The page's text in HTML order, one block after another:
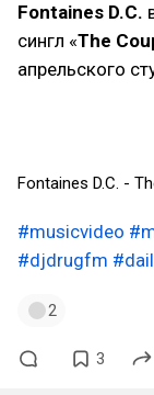
Fontaines D.C.
сингл «The
апрельского
Fontaines D.C. -
#musicvideo
#djdrugfm
2
3